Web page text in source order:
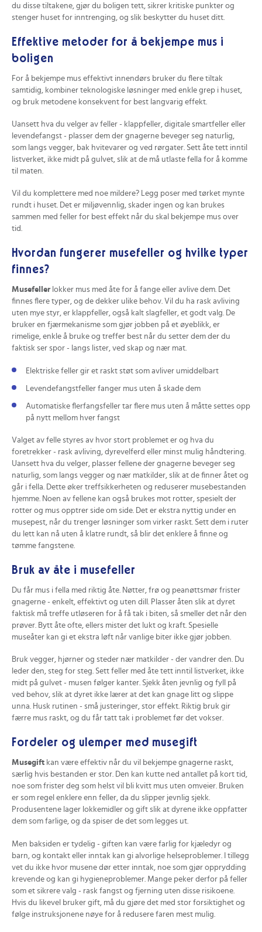
du disse tiltakene, gjør du boligen tett, sikrer kritiske punkter og
stenger huset for inntrenging, og slik beskytter du huset ditt.
Effektive metoder for å bekjempe mus i
boligen
For å bekjempe mus effektivt innendørs bruker du flere tiltak
samtidig, kombiner teknologiske løsninger med enkle grep i huset,
og bruk metodene konsekvent for best langvarig effekt.
Uansett hva du velger av feller - klappfeller, digitale smartfeller eller
levendefangst - plasser dem der gnagerne beveger seg naturlig,
som langs vegger, bak hvitevarer og ved rørgater. Sett åte tett inntil
listverket, ikke midt på gulvet, slik at de må utlaste fella for å komme
til maten.
Vil du komplettere med noe mildere? Legg poser med tørket mynte
rundt i huset. Det er miljøvennlig, skader ingen og kan brukes
sammen med feller for best effekt når du skal bekjempe mus over
tid.
Hvordan fungerer musefeller og hvilke typer
finnes?
Musefeller lokker mus med åte for å fange eller avlive dem. Det
finnes flere typer, og de dekker ulike behov. Vil du ha rask avliving
uten mye styr, er klappfeller, også kalt slagfeller, et godt valg. De
bruker en fjærmekanisme som gjør jobben på et øyeblikk, er
rimelige, enkle å bruke og treffer best når du setter dem der du
faktisk ser spor - langs lister, ved skap og nær mat.
Elektriske feller gir et raskt støt som avliver umiddelbart
Levendefangstfeller fanger mus uten å skade dem
Automatiske flerfangsfeller tar flere mus uten å måtte settes opp
på nytt mellom hver fangst
Valget av felle styres av hvor stort problemet er og hva du
foretrekker - rask avliving, dyrevelferd eller minst mulig håndtering.
Uansett hva du velger, plasser fellene der gnagerne beveger seg
naturlig, som langs vegger og nær matkilder, slik at de finner åtet og
går i fella. Dette øker treffsikkerheten og reduserer musebestanden
hjemme. Noen av fellene kan også brukes mot rotter, spesielt der
rotter og mus opptrer side om side. Det er ekstra nyttig under en
musepest, når du trenger løsninger som virker raskt. Sett dem i ruter
du lett kan nå uten å klatre rundt, så blir det enklere å finne og
tømme fangstene.
Bruk av åte i musefeller
Du får mus i fella med riktig åte. Nøtter, frø og peanøttsmør frister
gnagerne - enkelt, effektivt og uten dill. Plasser åten slik at dyret
faktisk må treffe utløseren for å få tak i biten, så smeller det når den
prøver. Bytt åte ofte, ellers mister det lukt og kraft. Spesielle
museåter kan gi et ekstra løft når vanlige biter ikke gjør jobben.
Bruk vegger, hjørner og steder nær matkilder - der vandrer den. Du
leder den, steg for steg. Sett feller med åte tett inntil listverket, ikke
midt på gulvet - musen følger kanter. Sjekk åten jevnlig og fyll på
ved behov, slik at dyret ikke lærer at det kan gnage litt og slippe
unna. Husk rutinen - små justeringer, stor effekt. Riktig bruk gir
færre mus raskt, og du får tatt tak i problemet før det vokser.
Fordeler og ulemper med musegift
Musegift kan være effektiv når du vil bekjempe gnagerne raskt,
særlig hvis bestanden er stor. Den kan kutte ned antallet på kort tid,
noe som frister deg som helst vil bli kvitt mus uten omveier. Bruken
er som regel enklere enn feller, da du slipper jevnlig sjekk.
Produsentene lager lokkemidler og gift slik at dyrene ikke oppfatter
dem som farlige, og da spiser de det som legges ut.
Men baksiden er tydelig - giften kan være farlig for kjæledyr og
barn, og kontakt eller inntak kan gi alvorlige helseproblemer. I tillegg
vet du ikke hvor musene dør etter inntak, noe som gjør opprydding
krevende og kan gi hygieneproblemer. Mange peker derfor på feller
som et sikrere valg - rask fangst og fjerning uten disse risikoene.
Hvis du likevel bruker gift, må du gjøre det med stor forsiktighet og
følge instruksjonene nøye for å redusere faren mest mulig.